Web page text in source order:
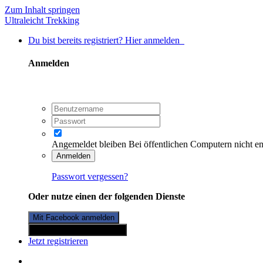
Zum Inhalt springen
Ultraleicht Trekking
Du bist bereits registriert? Hier anmelden
Anmelden
Angemeldet bleiben Bei öffentlichen Computern nicht
Anmelden
Passwort vergessen?
Oder nutze einen der folgenden Dienste
Mit Facebook anmelden
Jetzt registrieren